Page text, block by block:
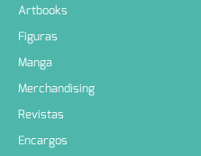
Artbooks
Figuras
Manga
Merchandising
Revistas
Encargos